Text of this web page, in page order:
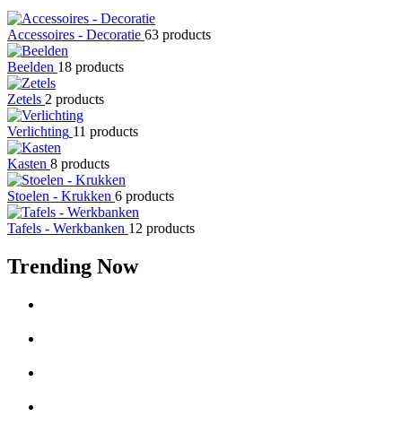
Accessoires - Decoratie 63 products
Beelden 18 products
Zetels 2 products
Verlichting 11 products
Kasten 8 products
Stoelen - Krukken 6 products
Tafels - Werkbanken 12 products
Trending Now